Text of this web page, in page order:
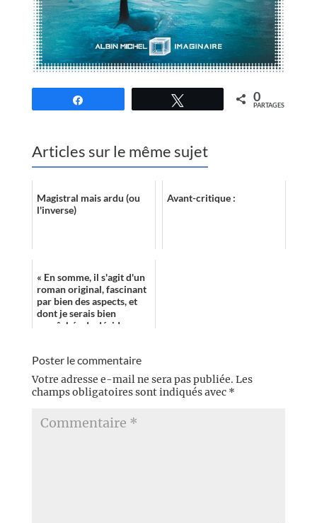
0
PARTAGES
Articles sur le même sujet
Magistral mais ardu (ou
l'inverse)
Avant-critique :
« En somme, il s'agit d'un
roman original, fascinant
par bien des aspects, et
dont je serais bien
empêchée de décider
Poster le commentaire
Votre adresse e-mail ne sera pas publiée. Les
champs obligatoires sont indiqués avec *